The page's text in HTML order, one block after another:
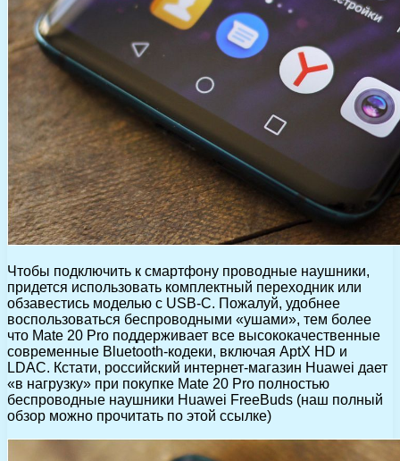
Чтобы подключить к смартфону проводные наушники,
придется использовать комплектный переходник или
обзавестись моделью с USB-C. Пожалуй, удобнее
воспользоваться беспроводными «ушами», тем более
что Mate 20 Pro поддерживает все высококачественные
современные Bluetooth-кодеки, включая AptX HD и
LDAC. Кстати, российский интернет-магазин Huawei дает
«в нагрузку» при покупке Mate 20 Pro полностью
беспроводные наушники Huawei FreeBuds (наш полный
обзор можно прочитать по этой ссылке)